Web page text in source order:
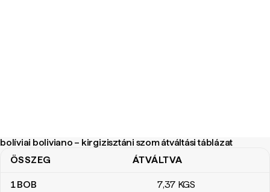
bolíviai boliviano – kirgizisztáni szom átváltási táblázat
bolíviai boliviano – kirgizisztáni szom átváltási táblázat
ÖSSZEG ÁTVÁLTVA
1BOB 7,37 KGS